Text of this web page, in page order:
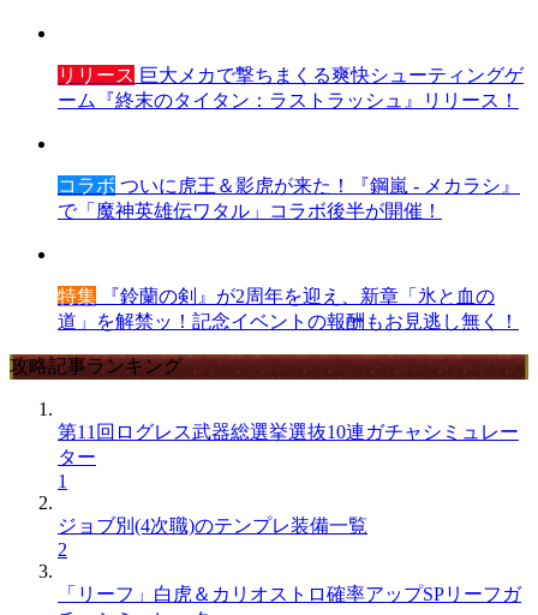
リリース 巨大メカで撃ちまくる爽快シューティングゲ
ーム『終末のタイタン：ラストラッシュ』リリース！
コラボ ついに虎王＆影虎が来た！『鋼嵐 - メカラシ』
で「魔神英雄伝ワタル」コラボ後半が開催！
特集 『鈴蘭の剣』が2周年を迎え、新章「氷と血の
道」を解禁ッ！記念イベントの報酬もお見逃し無く！
攻略記事ランキング
第11回ログレス武器総選挙選抜10連ガチャシミュレー
ター
1
ジョブ別(4次職)のテンプレ装備一覧
2
「リーフ」白虎＆カリオストロ確率アップSPリーフガ